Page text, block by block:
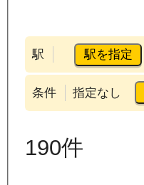
駅 駅を指定
条件 指定なし
190件